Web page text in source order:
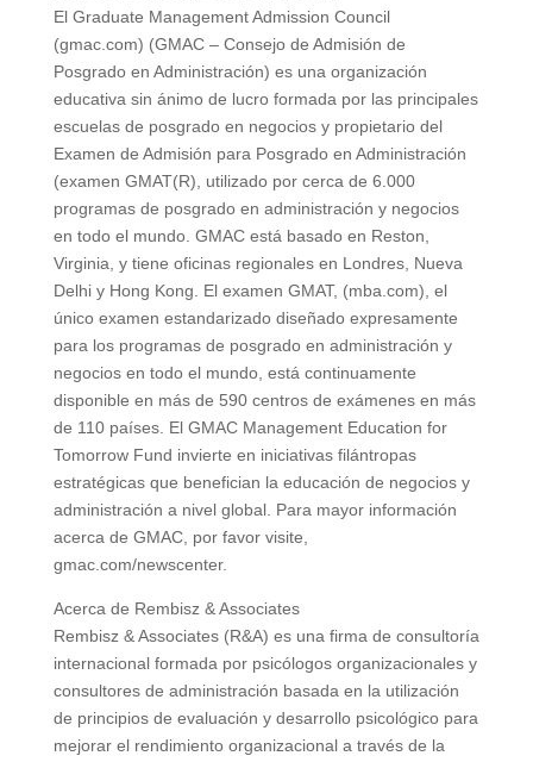
El Graduate Management Admission Council
(gmac.com) (GMAC – Consejo de Admisión de
Posgrado en Administración) es una organización
educativa sin ánimo de lucro formada por las principales
escuelas de posgrado en negocios y propietario del
Examen de Admisión para Posgrado en Administración
(examen GMAT(R), utilizado por cerca de 6.000
programas de posgrado en administración y negocios
en todo el mundo. GMAC está basado en Reston,
Virginia, y tiene oficinas regionales en Londres, Nueva
Delhi y Hong Kong. El examen GMAT, (mba.com), el
único examen estandarizado diseñado expresamente
para los programas de posgrado en administración y
negocios en todo el mundo, está continuamente
disponible en más de 590 centros de exámenes en más
de 110 países. El GMAC Management Education for
Tomorrow Fund invierte en iniciativas filántropas
estratégicas que benefician la educación de negocios y
administración a nivel global. Para mayor información
acerca de GMAC, por favor visite,
gmac.com/newscenter.
Acerca de Rembisz & Associates
Rembisz & Associates (R&A) es una firma de consultoría
internacional formada por psicólogos organizacionales y
consultores de administración basada en la utilización
de principios de evaluación y desarrollo psicológico para
mejorar el rendimiento organizacional a través de la